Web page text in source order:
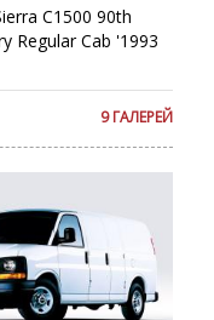
C1500 90th
Regular Cab '1993
9 ГАЛЕРЕЙ